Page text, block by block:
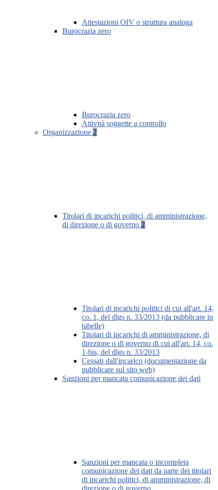
Attestazioni OIV o struttura analoga
Burocrazia zero
Burocrazia zero
Attività soggette a controllo
Organizzazione 2
Titolari di incarichi politici, di amministrazione,
di direzione o di governo 2
Titolari di incarichi politici di cui all'art. 14,
co. 1, del dlgs n. 33/2013 (da pubblicare in
tabelle)
Titolari di incarichi di amministrazione, di
direzione o di governo di cui all'art. 14, co.
1-bis, del dlgs n. 33/2013
Cessati dall'incarico (documentazione da
pubblicare sul sito web)
Sanzioni per mancata comunicazione dei dati
Sanzioni per mancata o incompleta
comunicazione dei dati da parte dei titolari
di incarichi politici, di amministrazione, di